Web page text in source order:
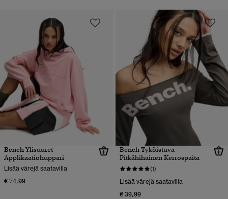
Bench Ylisuuret
Applikaatiohuppari
Lisää värejä saatavilla
€ 74,99
Bench Tyköistuva
Pitkähihainen Kerrospaita
(1)
Lisää värejä saatavilla
€ 39,99